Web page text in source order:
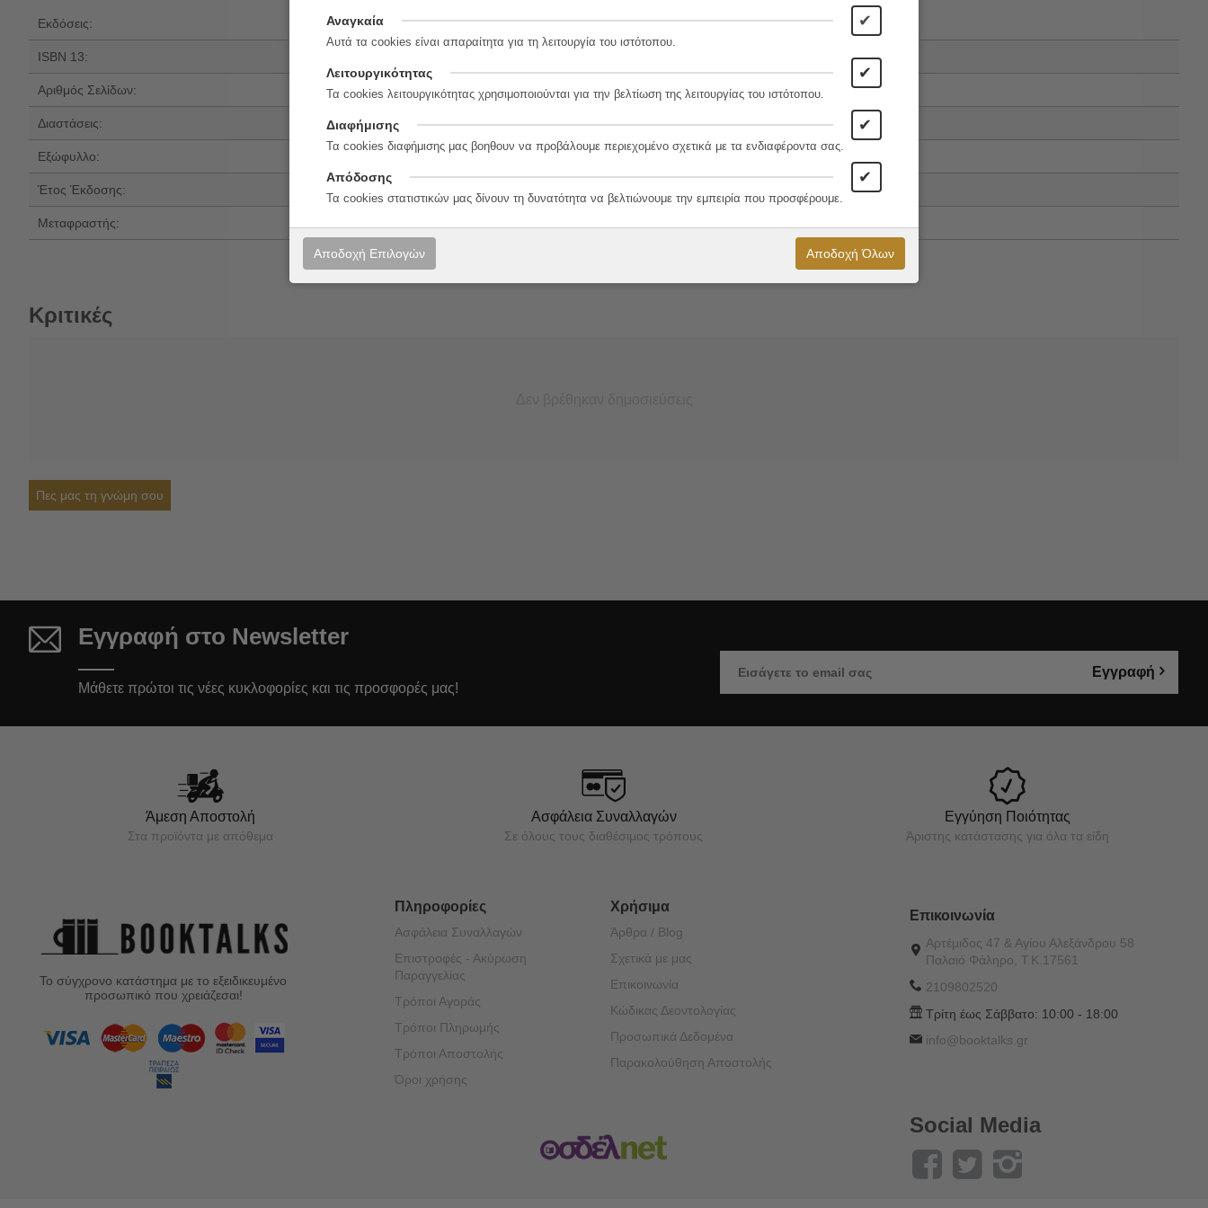
Εκδόσεις: Εκδόσεις Πατάκη
ISBN 13:
Αριθμός Σελίδων:
Διαστάσεις: 18x18
Εξώφυλλο: Μαλακό εξώφυλλο
Έτος Έκδοσης:
Μεταφραστής:
Κριτικές
Πες μας τη γνώμη σου
Εγγραφή στο Newsletter
Μάθετε πρώτοι τις νέες κυκλοφορίες και τις προσφορές μας!
Εγγραφή
Άμεση Αποστολή
Στα προϊόντα με απόθεμα
Ασφάλεια Συναλλαγών
Σε όλους τους διαθέσιμος τρόπους
Εγγύηση Ποιότητας
Άριστης κατάστασης για όλα τα είδη
Το σύγχρονο κατάστημα με το εξειδικευμένο
προσωπικό που χρειάζεσαι!
Πληροφορίες
Ασφάλεια Συναλλαγών
Επιστροφές - Ακύρωση
Παραγγελίας
Τρόποι Αγοράς
Τρόποι Πληρωμής
Τρόποι Αποστολής
Όροι χρήσης
Χρήσιμα
Άρθρα / Blog
Σχετικά με μας
Επικοινωνία
Κώδικας Δεοντολογίας
Προσωπικά Δεδομένα
Παρακολούθηση Αποστολής
Επικοινωνία
Αρτέμιδος 47 & Αγίου Αλεξάνδρου 58
Παλαιό Φάληρο, Τ.Κ.17561
2109802520
Τρίτη έως Σάββατο: 10:00 - 18:00
info@booktalks.gr
Social Media
Αναγκαία ✔
Αυτά τα cookies είναι απαραίτητα για τη λειτουργία του ιστότοπου.
Λειτουργικότητας ✔
Τα cookies λειτουργικότητας χρησιμοποιούνται για την βελτίωση της λειτουργίας του ιστότοπου.
Διαφήμισης ✔
Τα cookies διαφήμισης μας βοηθουν να προβάλουμε περιεχομένο σχετικά με τα ενδιαφέροντα σας.
Απόδοσης ✔
Τα cookies στατιστικών μας δίνουν τη δυνατότητα να βελτιώνουμε την εμπειρία που προσφέρουμε.
Αποδοχή Επιλογών Αποδοχή Όλων